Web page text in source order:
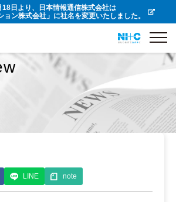
日より、日本情報通信株式会社は
ョン株式会社」に社名を変更いたしました。
LINE note